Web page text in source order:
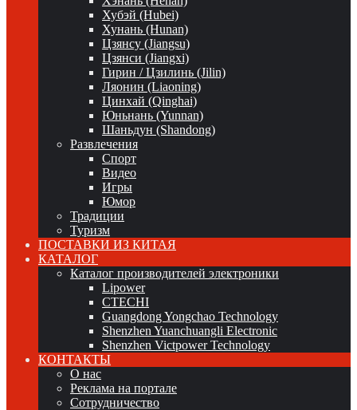
Хубэй (Hubei)
Хунань (Hunan)
Цзянсу (Jiangsu)
Цзянси (Jiangxi)
Гирин / Цзилинь (Jilin)
Ляонин (Liaoning)
Цинхай (Qinghai)
Юньнань (Yunnan)
Шаньдун (Shandong)
Развлечения
Спорт
Видео
Игры
Юмор
Традиции
Туризм
ПОСТАВКИ ИЗ КИТАЯ
КАТАЛОГ
Каталог производителей электроники
Lipower
CTECHI
Guangdong Yongchao Technology
Shenzhen Yuanchuangli Electronic
Shenzhen Victpower Technology
КОНТАКТЫ
О нас
Реклама на портале
Сотрудничество